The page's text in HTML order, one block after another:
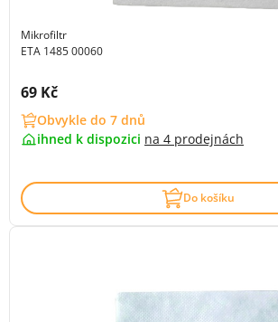
Mikrofiltr
ETA 1485 00060
Cena s DPH:
69 Kč
Obvykle do 7 dnů
ihned k dispozici na 4 prodejnách
Do košíku